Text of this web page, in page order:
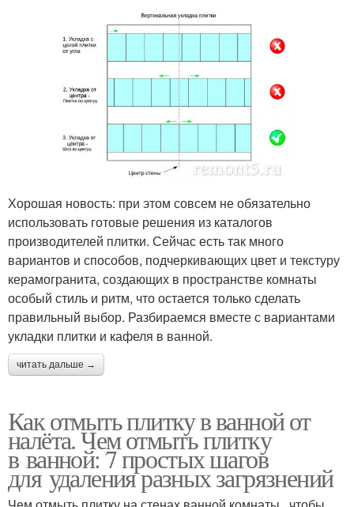
Хорошая новость: при этом совсем не обязательно
использовать готовые решения из каталогов
производителей плитки. Сейчас есть так много
вариантов и способов, подчеркивающих цвет и текстуру
керамогранита, создающих в пространстве комнаты
особый стиль и ритм, что остается только сделать
правильный выбор. Разбираемся вместе с вариантами
укладки плитки и кафеля в ванной.
читать дальше →
Как отмыть плитку в ванной от
налёта. Чем отмыть плитку
в ванной: 7 простых шагов
для удаления разных загрязнений